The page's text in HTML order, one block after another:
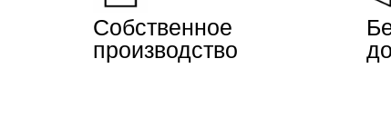
Собственное
производство